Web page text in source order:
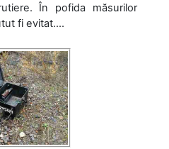
În pofida măsurilor
fi evitat....